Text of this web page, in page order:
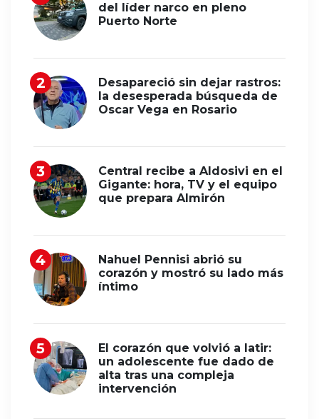
del líder narco en pleno
Puerto Norte
Desapareció sin dejar rastros:
la desesperada búsqueda de
Oscar Vega en Rosario
Central recibe a Aldosivi en el
Gigante: hora, TV y el equipo
que prepara Almirón
Nahuel Pennisi abrió su
corazón y mostró su lado más
íntimo
El corazón que volvió a latir:
un adolescente fue dado de
alta tras una compleja
intervención